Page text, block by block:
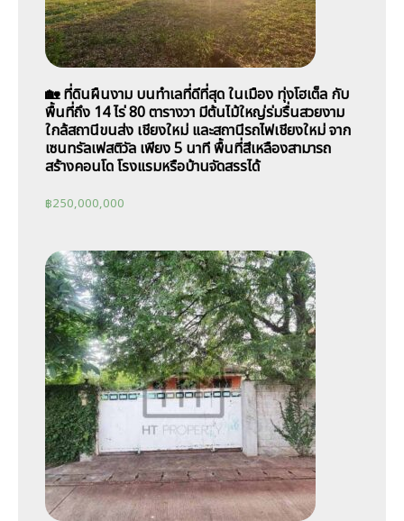
🏡 ที่ดินผืนงาม บนทำเลที่ดีที่สุด ในเมือง ทุ่งโฮเต็ล กับ
พื้นที่ถึง 14 ไร่ 80 ตารางวา มีต้นไม้ใหญ่ร่มรื่นสวยงาม
ใกล้สถานีขนส่ง เชียงใหม่ และสถานีรถไฟเชียงใหม่ จาก
เซนทรัลเฟสติวัล เพียง 5 นาที พื้นที่สีเหลืองสามารถ
สร้างคอนโด โรงแรมหรือบ้านจัดสรรได้
฿250,000,000